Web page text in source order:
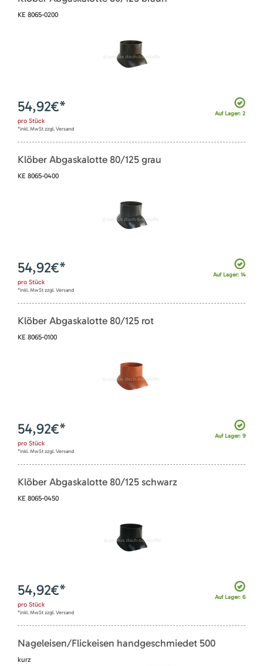
KE 8065-0200
Auf Lager: 2
54,92€*
pro Stück
*inkl. MwSt zzgl. Versand
Klöber Abgaskalotte 80/125 grau
KE 8065-0400
Auf Lager: 14
54,92€*
pro Stück
*inkl. MwSt zzgl. Versand
Klöber Abgaskalotte 80/125 rot
KE 8065-0100
Auf Lager: 9
54,92€*
pro Stück
*inkl. MwSt zzgl. Versand
Klöber Abgaskalotte 80/125 schwarz
KE 8065-0450
Auf Lager: 6
54,92€*
pro Stück
*inkl. MwSt zzgl. Versand
Nageleisen/Flickeisen handgeschmiedet 500
kurz